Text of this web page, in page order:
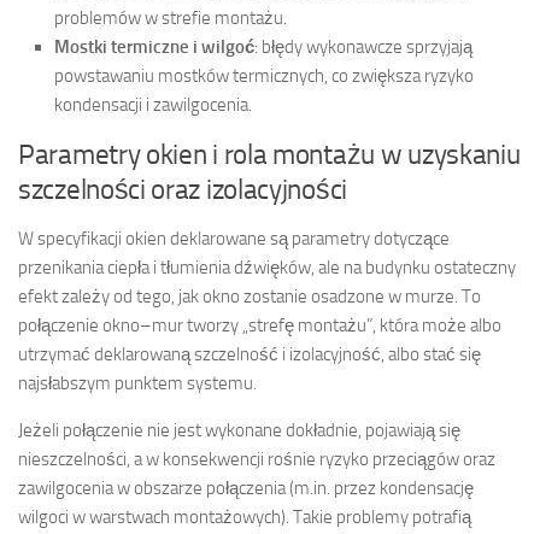
problemów w strefie montażu.
Mostki termiczne i wilgoć: błędy wykonawcze sprzyjają
powstawaniu mostków termicznych, co zwiększa ryzyko
kondensacji i zawilgocenia.
Parametry okien i rola montażu w uzyskaniu
szczelności oraz izolacyjności
W specyfikacji okien deklarowane są parametry dotyczące
przenikania ciepła i tłumienia dźwięków, ale na budynku ostateczny
efekt zależy od tego, jak okno zostanie osadzone w murze. To
połączenie okno–mur tworzy „strefę montażu”, która może albo
utrzymać deklarowaną szczelność i izolacyjność, albo stać się
najsłabszym punktem systemu.
Jeżeli połączenie nie jest wykonane dokładnie, pojawiają się
nieszczelności, a w konsekwencji rośnie ryzyko przeciągów oraz
zawilgocenia w obszarze połączenia (m.in. przez kondensację
wilgoci w warstwach montażowych). Takie problemy potrafią